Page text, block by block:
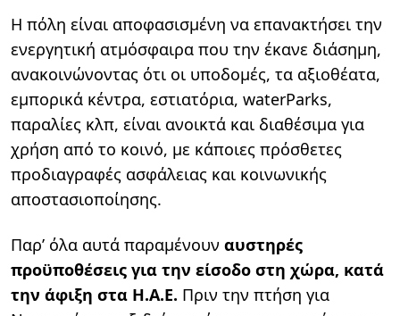
Η πόλη είναι αποφασισμένη να επανακτήσει την
ενεργητική ατμόσφαιρα που την έκανε διάσημη,
ανακοινώνοντας ότι οι υποδομές, τα αξιοθέατα,
εμπορικά κέντρα, εστιατόρια, waterParks,
παραλίες κλπ, είναι ανοικτά και διαθέσιμα για
χρήση από το κοινό, με κάποιες πρόσθετες
προδιαγραφές ασφάλειας και κοινωνικής
αποστασιοποίησης.
Παρ’ όλα αυτά παραμένουν αυστηρές
προϋποθέσεις για την είσοδο στη χώρα, κατά
την άφιξη στα Η.Α.Ε. Πριν την πτήση για